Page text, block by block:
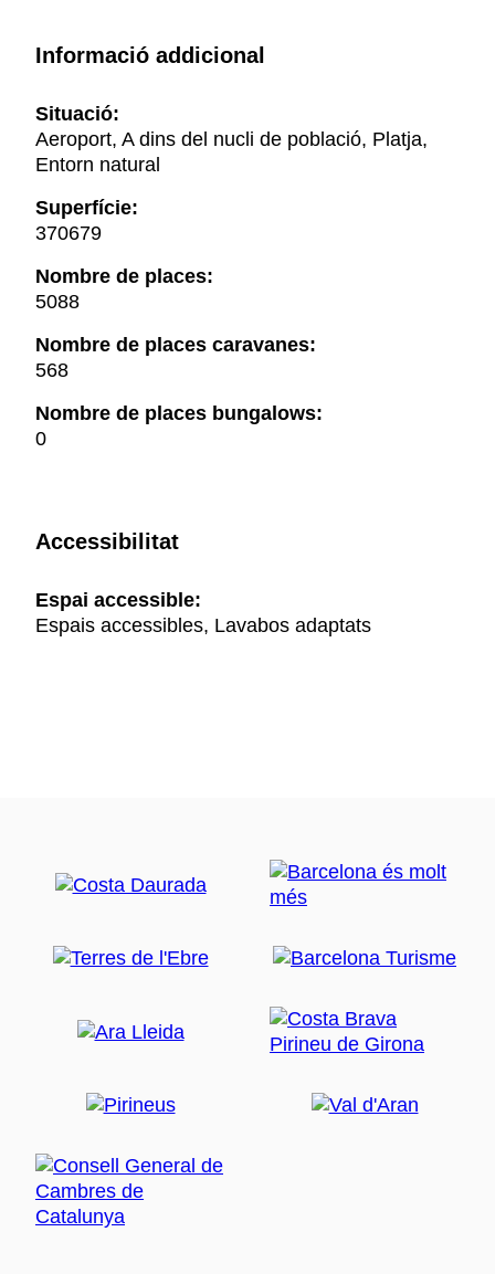
Informació addicional
Situació:
Aeroport, A dins del nucli de població, Platja,
Entorn natural
Superfície:
370679
Nombre de places:
5088
Nombre de places caravanes:
568
Nombre de places bungalows:
0
Accessibilitat
Espai accessible:
Espais accessibles, Lavabos adaptats